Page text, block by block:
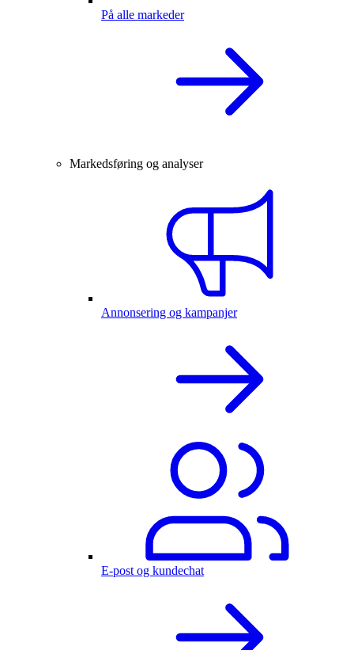
På alle markeder
Markedsføring og analyser
Annonsering og kampanjer
E-post og kundechat